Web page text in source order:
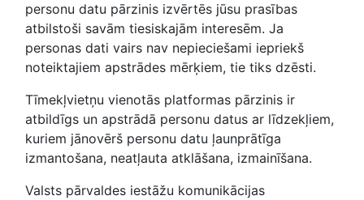
personu datu pārzinis izvērtēs jūsu prasības
atbilstoši savām tiesiskajām interesēm. Ja
personas dati vairs nav nepieciešami iepriekš
noteiktajiem apstrādes mērķiem, tie tiks dzēsti.
Tīmekļvietņu vienotās platformas pārzinis ir
atbildīgs un apstrādā personu datus ar līdzekļiem,
kuriem jānovērš personu datu ļaunprātīga
izmantošana, neatļauta atklāšana, izmainīšana.
Valsts pārvaldes iestāžu komunikācijas